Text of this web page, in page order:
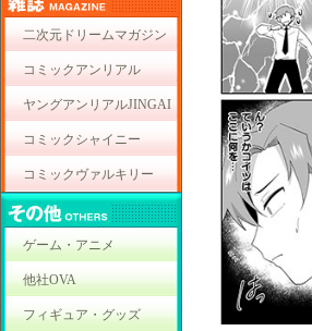
二次元ドリームマガジン
コミックアンリアル
ヤングアンリアルJINGAI
コミックシャイニー
コミックヴァルキリー
ゲーム・アニメ
他社OVA
フィギュア・グッズ